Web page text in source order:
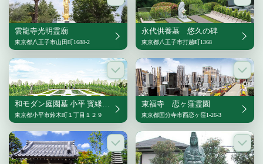
雲龍寺光明霊廟
東京都八王子市山田町1688-2
永代供養墓 悠久の碑
東京都八王子市打越町1368
東京都小平市鈴木町１丁目１２９
東福寺 恋ヶ窪霊園
東京都国分寺市西恋ヶ窪1-26-3